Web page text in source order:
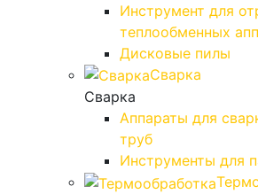
Инструмент для
теплообменных
Дисковые пилы
Сварка
Сварка
Аппараты для
труб
Инструменты для